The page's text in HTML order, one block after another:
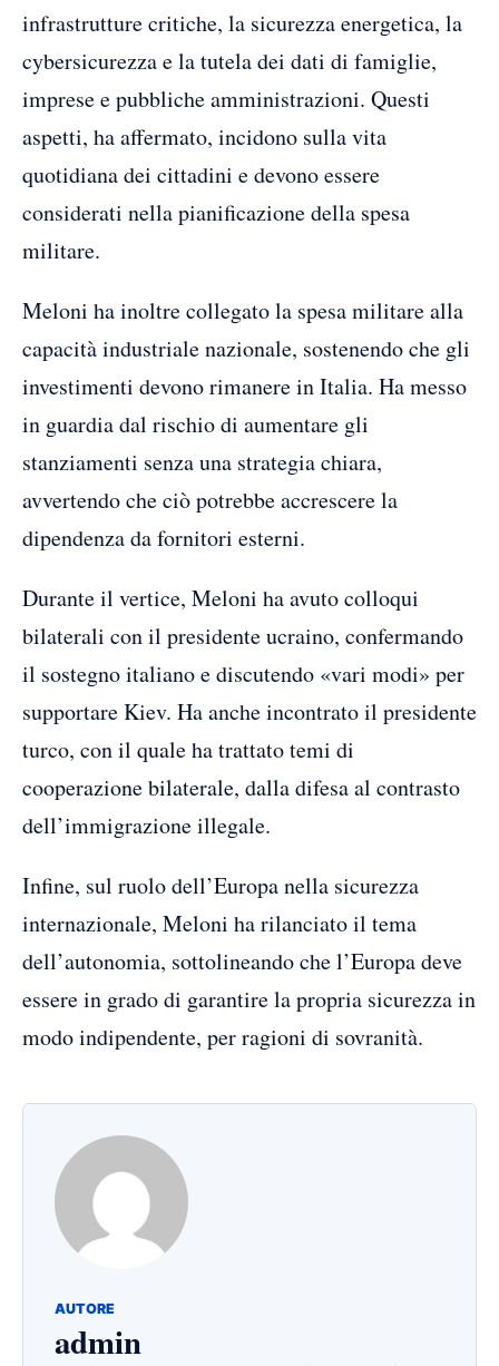
infrastrutture critiche, la sicurezza energetica, la
cybersicurezza e la tutela dei dati di famiglie,
imprese e pubbliche amministrazioni. Questi
aspetti, ha affermato, incidono sulla vita
quotidiana dei cittadini e devono essere
considerati nella pianificazione della spesa
militare.
Meloni ha inoltre collegato la spesa militare alla
capacità industriale nazionale, sostenendo che gli
investimenti devono rimanere in Italia. Ha messo
in guardia dal rischio di aumentare gli
stanziamenti senza una strategia chiara,
avvertendo che ciò potrebbe accrescere la
dipendenza da fornitori esterni.
Durante il vertice, Meloni ha avuto colloqui
bilaterali con il presidente ucraino, confermando
il sostegno italiano e discutendo «vari modi» per
supportare Kiev. Ha anche incontrato il presidente
turco, con il quale ha trattato temi di
cooperazione bilaterale, dalla difesa al contrasto
dell’immigrazione illegale.
Infine, sul ruolo dell’Europa nella sicurezza
internazionale, Meloni ha rilanciato il tema
dell’autonomia, sottolineando che l’Europa deve
essere in grado di garantire la propria sicurezza in
modo indipendente, per ragioni di sovranità.
AUTORE
admin